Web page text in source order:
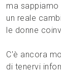
ma
un reale
le donne
C'è ancora
di tenervi